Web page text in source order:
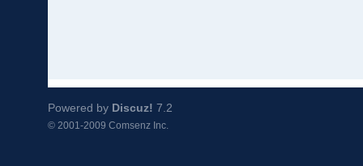
Powered by Discuz! 7.2
© 2001-2009 Comsenz Inc.